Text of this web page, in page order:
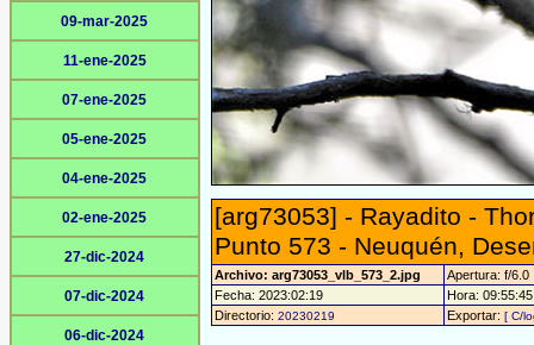
09-mar-2025
11-ene-2025
07-ene-2025
05-ene-2025
04-ene-2025
02-ene-2025
27-dic-2024
07-dic-2024
06-dic-2024
[arg73053] - Rayadito -
Punto 573 - Neuquén,
Archivo: arg73053_vlb_573_2.jpg
Apertura: f/6.0
Fecha: 2023:02:19
Hora:
Directorio: 20230219 Exportar: [ C/